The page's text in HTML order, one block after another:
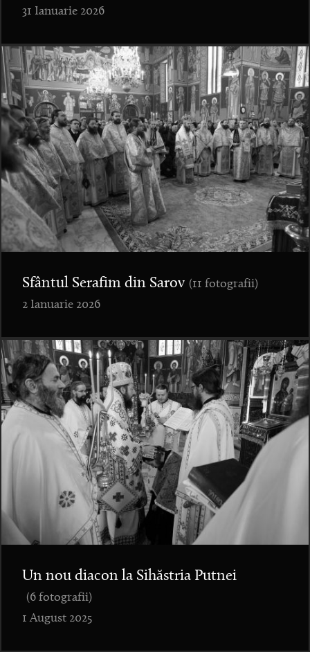
31 Ianuarie 2026
Sfântul Serafim din Sarov (11 fotografii)
2 Ianuarie 2026
Un nou diacon la Sihăstria Putnei
(6 fotografii)
1 August 2025